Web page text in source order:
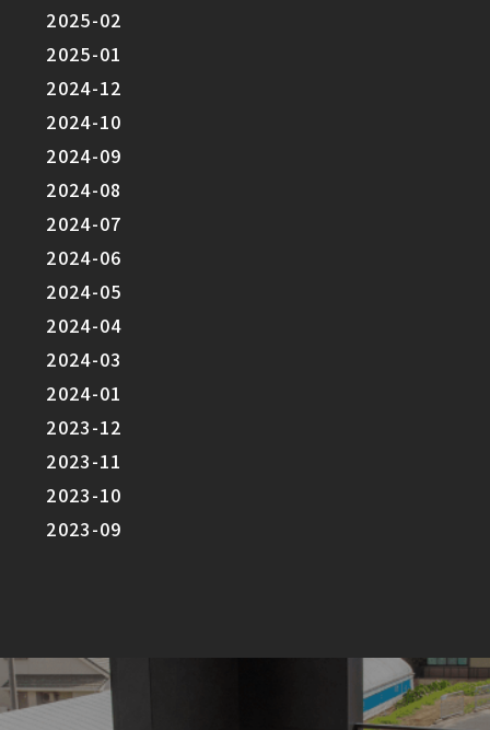
2025-02
2025-01
2024-12
2024-10
2024-09
2024-08
2024-07
2024-06
2024-05
2024-04
2024-03
2024-01
2023-12
2023-11
2023-10
2023-09